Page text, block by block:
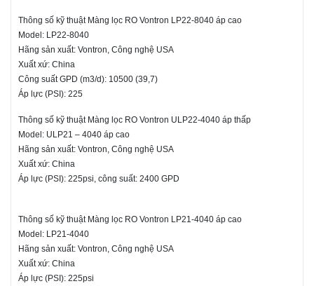
Thông số kỹ thuật Màng lọc RO Vontron LP22-8040 áp cao
Model: LP22-8040
Hãng sản xuất: Vontron, Công nghệ USA
Xuất xứ: China
Công suất GPD (m3/d): 10500 (39,7)
Áp lực (PSI): 225
Thông số kỹ thuật Màng lọc RO Vontron ULP22-4040 áp thấp
Model: ULP21 – 4040 áp cao
Hãng sản xuất: Vontron, Công nghệ USA
Xuất xứ: China
Áp lực (PSI): 225psi, công suất: 2400 GPD
Thông số kỹ thuật Màng lọc RO Vontron LP21-4040 áp cao
Model: LP21-4040
Hãng sản xuất: Vontron, Công nghệ USA
Xuất xứ: China
Áp lực (PSI): 225psi